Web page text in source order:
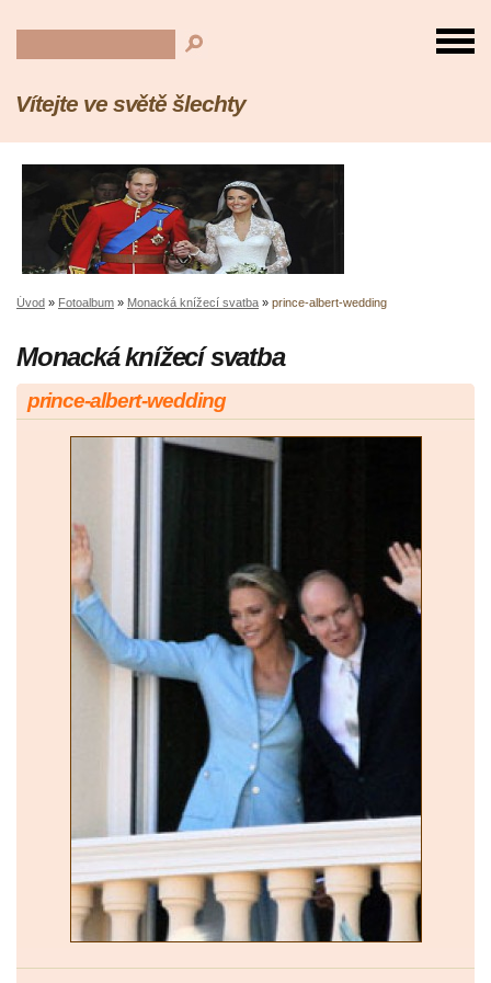
Vítejte ve světě šlechty
Úvod » Fotoalbum » Monacká knížecí svatba » prince-albert-wedding
Monacká knížecí svatba
prince-albert-wedding